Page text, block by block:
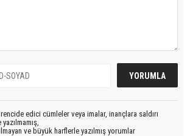
edici cümleler veya imalar, inançlara saldırı
ve büyük harflerle yazılmış yorumlar